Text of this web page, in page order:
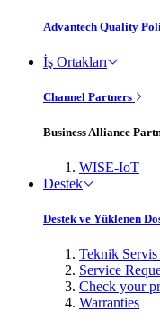
Advantech Quality
İş Ortakları
Channel Partners
Business Alliance
WISE-IoT
Destek
Destek ve Yüklenen
Teknik Servis
Service
Check your
Warranties